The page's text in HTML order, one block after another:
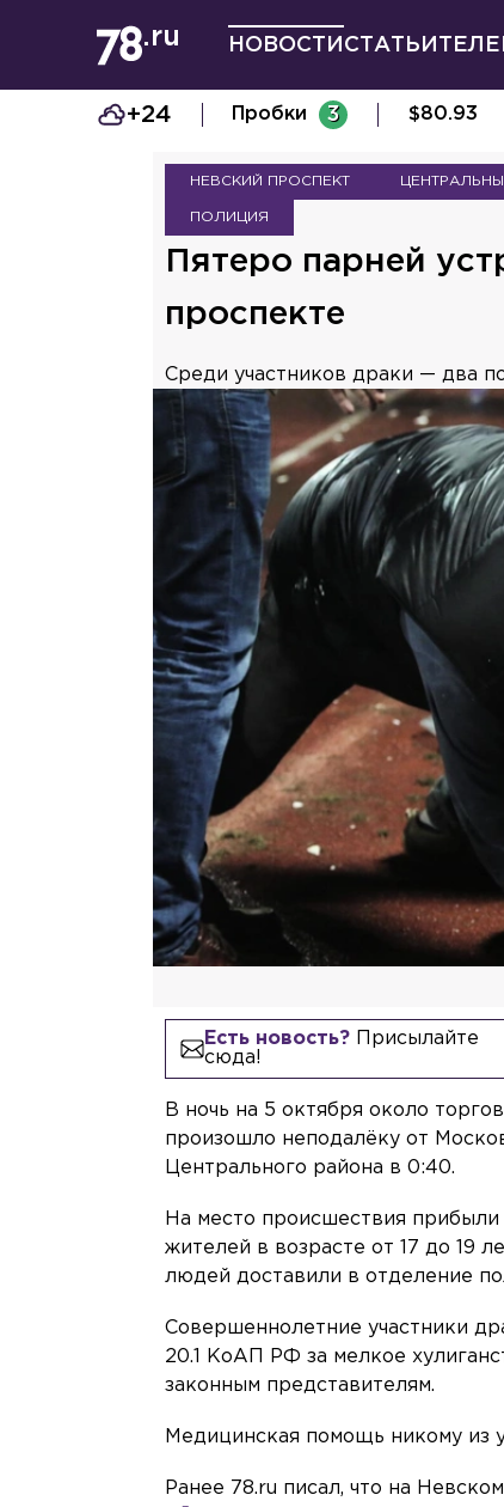
НОВОСТИ СТАТЬИ
+24 Пробки 3 $80.93
НЕВСКИЙ ПРОСПЕКТ
ПОЛИЦИЯ
Пятеро парней
проспекте
Среди участников драки — два
Есть новость?Присылайте
сюда!
В ночь на 5 октября около
произошло неподалёку от
Центрального района в 0:40.
На место происшествия
жителей в возрасте от 17 до 19
людей доставили в отделение
Совершеннолетние участники
20.1 КоАП РФ за мелкое
законным представителям.
Медицинская помощь никому из
Ранее 78.ru писал, что на